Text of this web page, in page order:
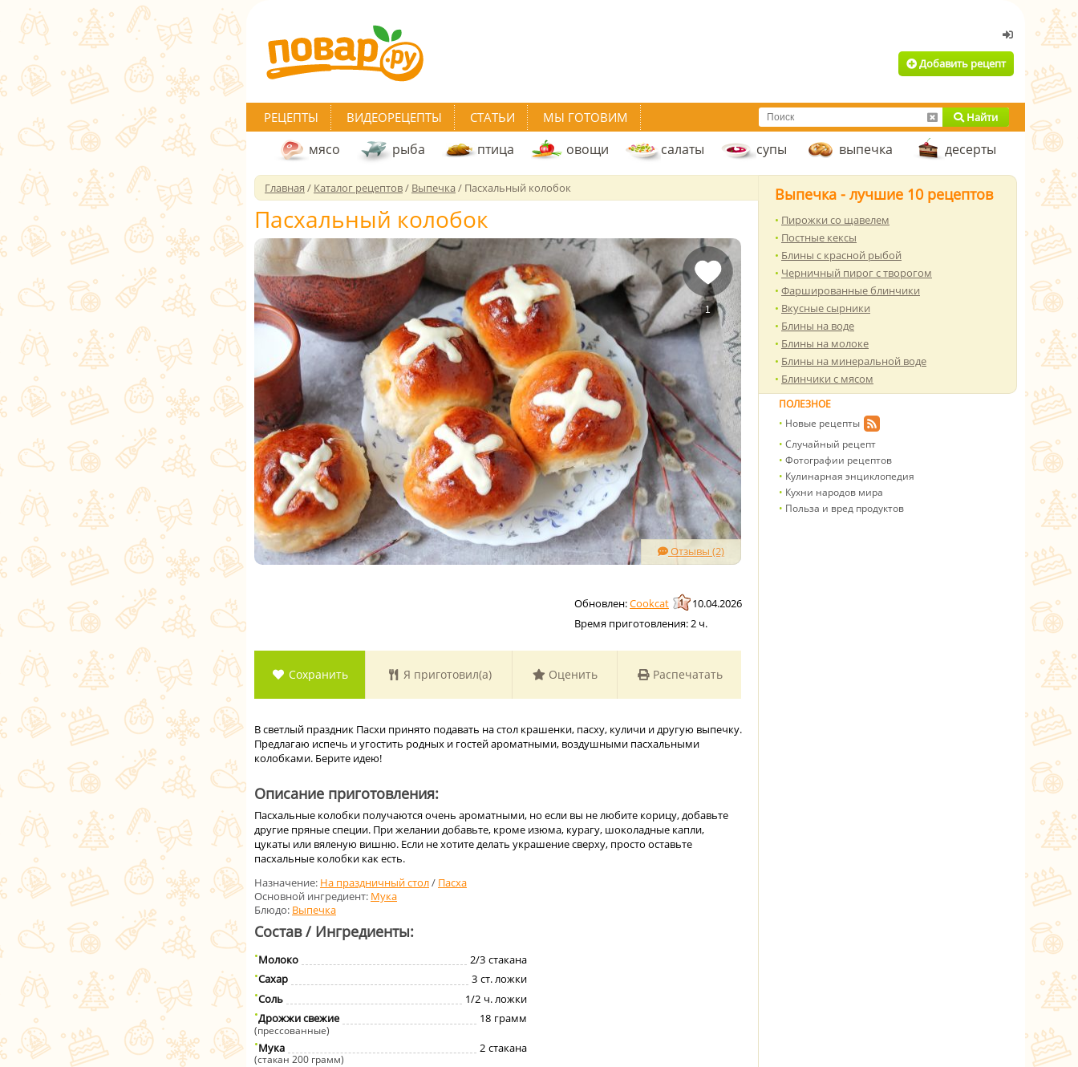
Добавить рецепт
РЕЦЕПТЫ ВИДЕОРЕЦЕПТЫ СТАТЬИ МЫ ГОТОВИМ Найти
мясо рыба птица овощи салаты супы выпечка десерты
Главная / Каталог рецептов/ Выпечка/ Пасхальный колобок
Пасхальный колобок
Отзывы (2)
1
Cookcat
10.04.2026
Время приготовления:2 ч.
Сохранить Я приготовил(а) Оценить Распечатать
В светлый праздник Пасхи принято подавать на стол крашенки, пасху, куличи и другую выпечку.
Предлагаю испечь и угостить родных и гостей ароматными, воздушными пасхальными
колобками. Берите идею!
Описание приготовления:
Пасхальные колобки получаются очень ароматными, но если вы не любите корицу, добавьте
другие пряные специи. При желании добавьте, кроме изюма, курагу, шоколадные капли,
цукаты или вяленую вишню. Если не хотите делать украшение сверху, просто оставьте
пасхальные колобки как есть.
Назначение: На праздничный стол/ Пасха
Основной ингредиент: Мука
Блюдо: Выпечка
Состав / Ингредиенты:
Молоко 2/3 стакана
Сахар
3 ст. ложки
Соль
1/2 ч. ложки
Дрожжи свежие
18 грамм
(прессованные)
Мука 2 стакана
(стакан 200 грамм)
Выпечка - лучшие 10 рецептов
Пирожки со щавелем
Постные кексы
Блины с красной рыбой
Черничный пирог с творогом
Фаршированные блинчики
Вкусные сырники
Блины на воде
Блины на молоке
Блины на минеральной воде
Блинчики с мясом
ПОЛЕЗНОЕ
Новые рецепты
Случайный рецепт
Фотографии рецептов
Кулинарная энциклопедия
Кухни народов мира
Польза и вред продуктов